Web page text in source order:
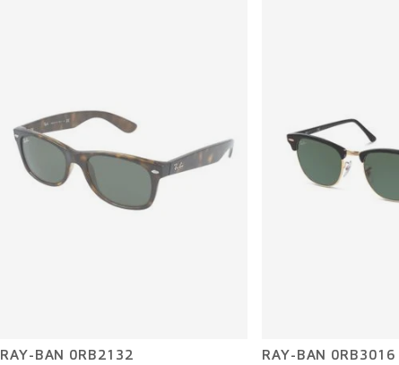
RAY-BAN 0RB2132
RAY-BAN 0RB3016